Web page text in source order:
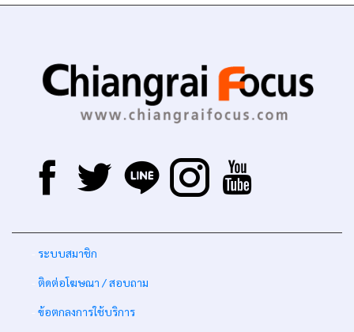
ระบบสมาชิก
ติดต่อโฆษณา / สอบถาม
ข้อตกลงการใช้บริการ